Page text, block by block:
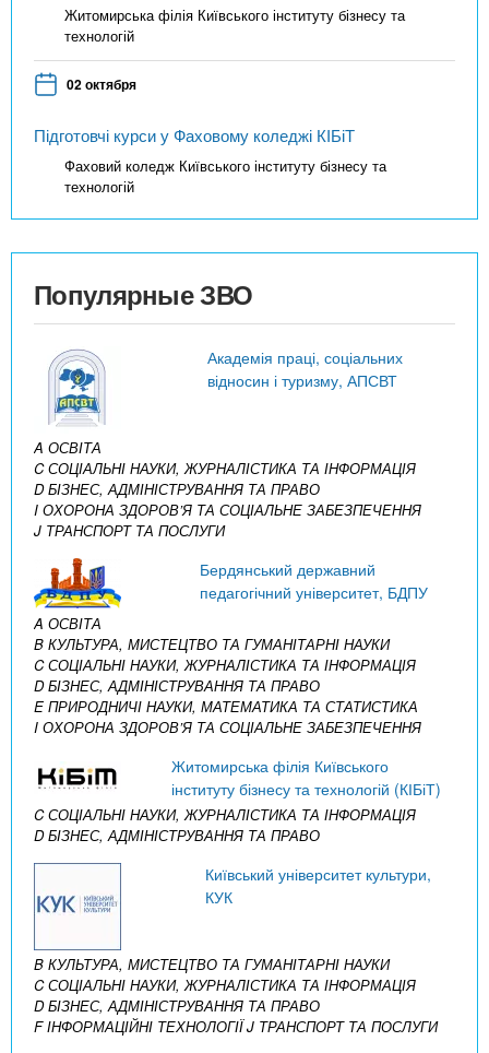
Житомирська філія Київського інституту бізнесу та
технологій
02 октября
Підготовчі курси у Фаховому коледжі КІБіТ
Фаховий коледж Київського інституту бізнесу та
технологій
Популярные ЗВО
Академія праці, соціальних
відносин і туризму, АПСВТ
A ОСВІТА
C СОЦІАЛЬНІ НАУКИ, ЖУРНАЛІСТИКА ТА ІНФОРМАЦІЯ
D БІЗНЕС, АДМІНІСТРУВАННЯ ТА ПРАВО
I ОХОРОНА ЗДОРОВ’Я ТА СОЦІАЛЬНЕ ЗАБЕЗПЕЧЕННЯ
J ТРАНСПОРТ ТА ПОСЛУГИ
Бердянський державний
педагогічний університет, БДПУ
A ОСВІТА
B КУЛЬТУРА, МИСТЕЦТВО ТА ГУМАНІТАРНІ НАУКИ
C СОЦІАЛЬНІ НАУКИ, ЖУРНАЛІСТИКА ТА ІНФОРМАЦІЯ
D БІЗНЕС, АДМІНІСТРУВАННЯ ТА ПРАВО
E ПРИРОДНИЧІ НАУКИ, МАТЕМАТИКА ТА СТАТИСТИКА
I ОХОРОНА ЗДОРОВ’Я ТА СОЦІАЛЬНЕ ЗАБЕЗПЕЧЕННЯ
Житомирська філія Київського
інституту бізнесу та технологій (КІБіТ)
C СОЦІАЛЬНІ НАУКИ, ЖУРНАЛІСТИКА ТА ІНФОРМАЦІЯ
D БІЗНЕС, АДМІНІСТРУВАННЯ ТА ПРАВО
Київський університет культури,
КУК
B КУЛЬТУРА, МИСТЕЦТВО ТА ГУМАНІТАРНІ НАУКИ
C СОЦІАЛЬНІ НАУКИ, ЖУРНАЛІСТИКА ТА ІНФОРМАЦІЯ
D БІЗНЕС, АДМІНІСТРУВАННЯ ТА ПРАВО
F ІНФОРМАЦІЙНІ ТЕХНОЛОГІЇJ ТРАНСПОРТ ТА ПОСЛУГИ